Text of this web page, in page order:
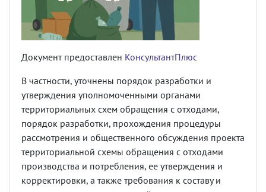
Документ предоставлен КонсультантПлюс
В частности, уточнены порядок разработки и
утверждения уполномоченными органами
территориальных схем обращения с отходами,
порядок разработки, прохождения процедуры
рассмотрения и общественного обсуждения проекта
территориальной схемы обращения с отходами
производства и потребления, ее утверждения и
корректировки, а также требования к составу и